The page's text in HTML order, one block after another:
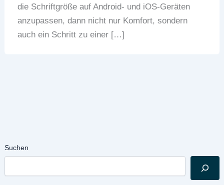
Suchen
die Schriftgröße auf Android- und iOS-Geräten
anzupassen, dann nicht nur Komfort, sondern
auch ein Schritt zu einer […]